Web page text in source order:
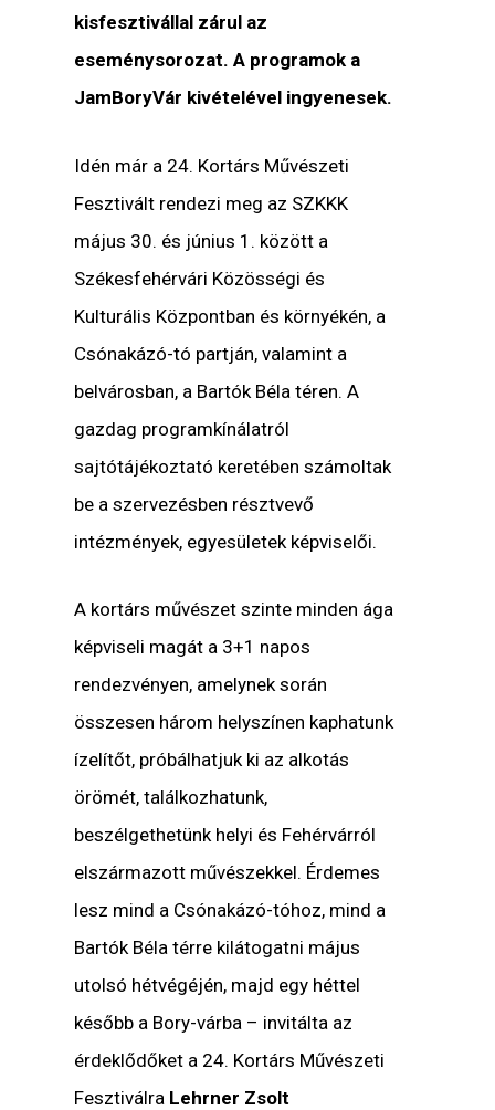
kisfesztivállal zárul az
eseménysorozat. A programok a
JamBoryVár kivételével ingyenesek.
Idén már a 24. Kortárs Művészeti
Fesztivált rendezi meg az SZKKK
május 30. és június 1. között a
Székesfehérvári Közösségi és
Kulturális Központban és környékén, a
Csónakázó-tó partján, valamint a
belvárosban, a Bartók Béla téren. A
gazdag programkínálatról
sajtótájékoztató keretében számoltak
be a szervezésben résztvevő
intézmények, egyesületek képviselői.
A kortárs művészet szinte minden ága
képviseli magát a 3+1 napos
rendezvényen, amelynek során
összesen három helyszínen kaphatunk
ízelítőt, próbálhatjuk ki az alkotás
örömét, találkozhatunk,
beszélgethetünk helyi és Fehérvárról
elszármazott művészekkel. Érdemes
lesz mind a Csónakázó-tóhoz, mind a
Bartók Béla térre kilátogatni május
utolsó hétvégéjén, majd egy héttel
később a Bory-várba – invitálta az
érdeklődőket a 24. Kortárs Művészeti
Fesztiválra Lehrner Zsolt